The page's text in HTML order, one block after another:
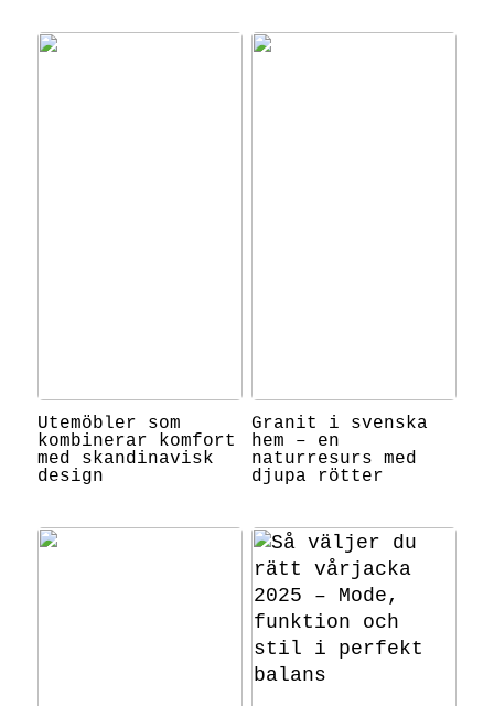
Utemöbler som
kombinerar komfort
med skandinavisk
design
Granit i svenska
hem – en
naturresurs med
djupa rötter